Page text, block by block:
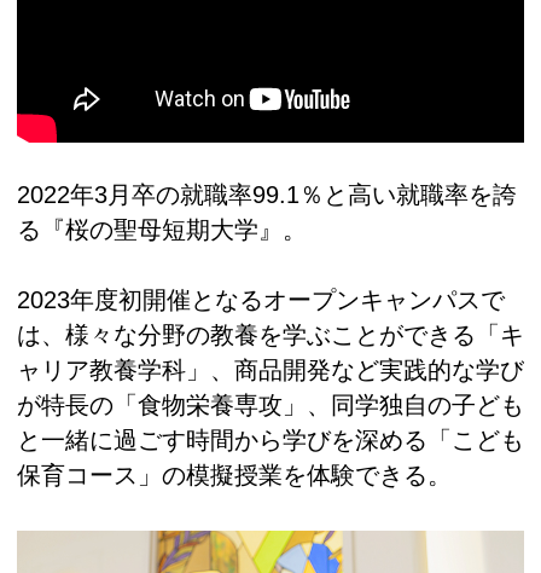
2022年3月卒の就職率99.1％と高い就職率を誇
る『桜の聖母短期大学』。
2023年度初開催となるオープンキャンパスで
は、様々な分野の教養を学ぶことができる「キ
ャリア教養学科」、商品開発など実践的な学び
が特長の「食物栄養専攻」、同学独自の子ども
と一緒に過ごす時間から学びを深める「こども
保育コース」の模擬授業を体験できる。